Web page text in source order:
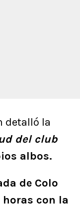
detalló la
del club
albos.
de Colo
horas con la